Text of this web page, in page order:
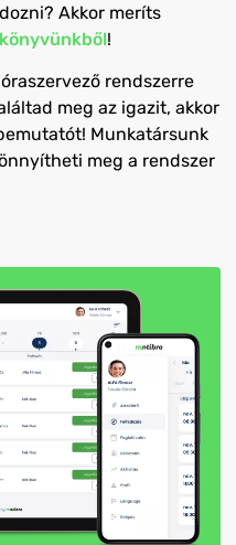
Akkor meríts
!
rendszerre
meg az igazit, akkor
Munkatársunk
meg a rendszer